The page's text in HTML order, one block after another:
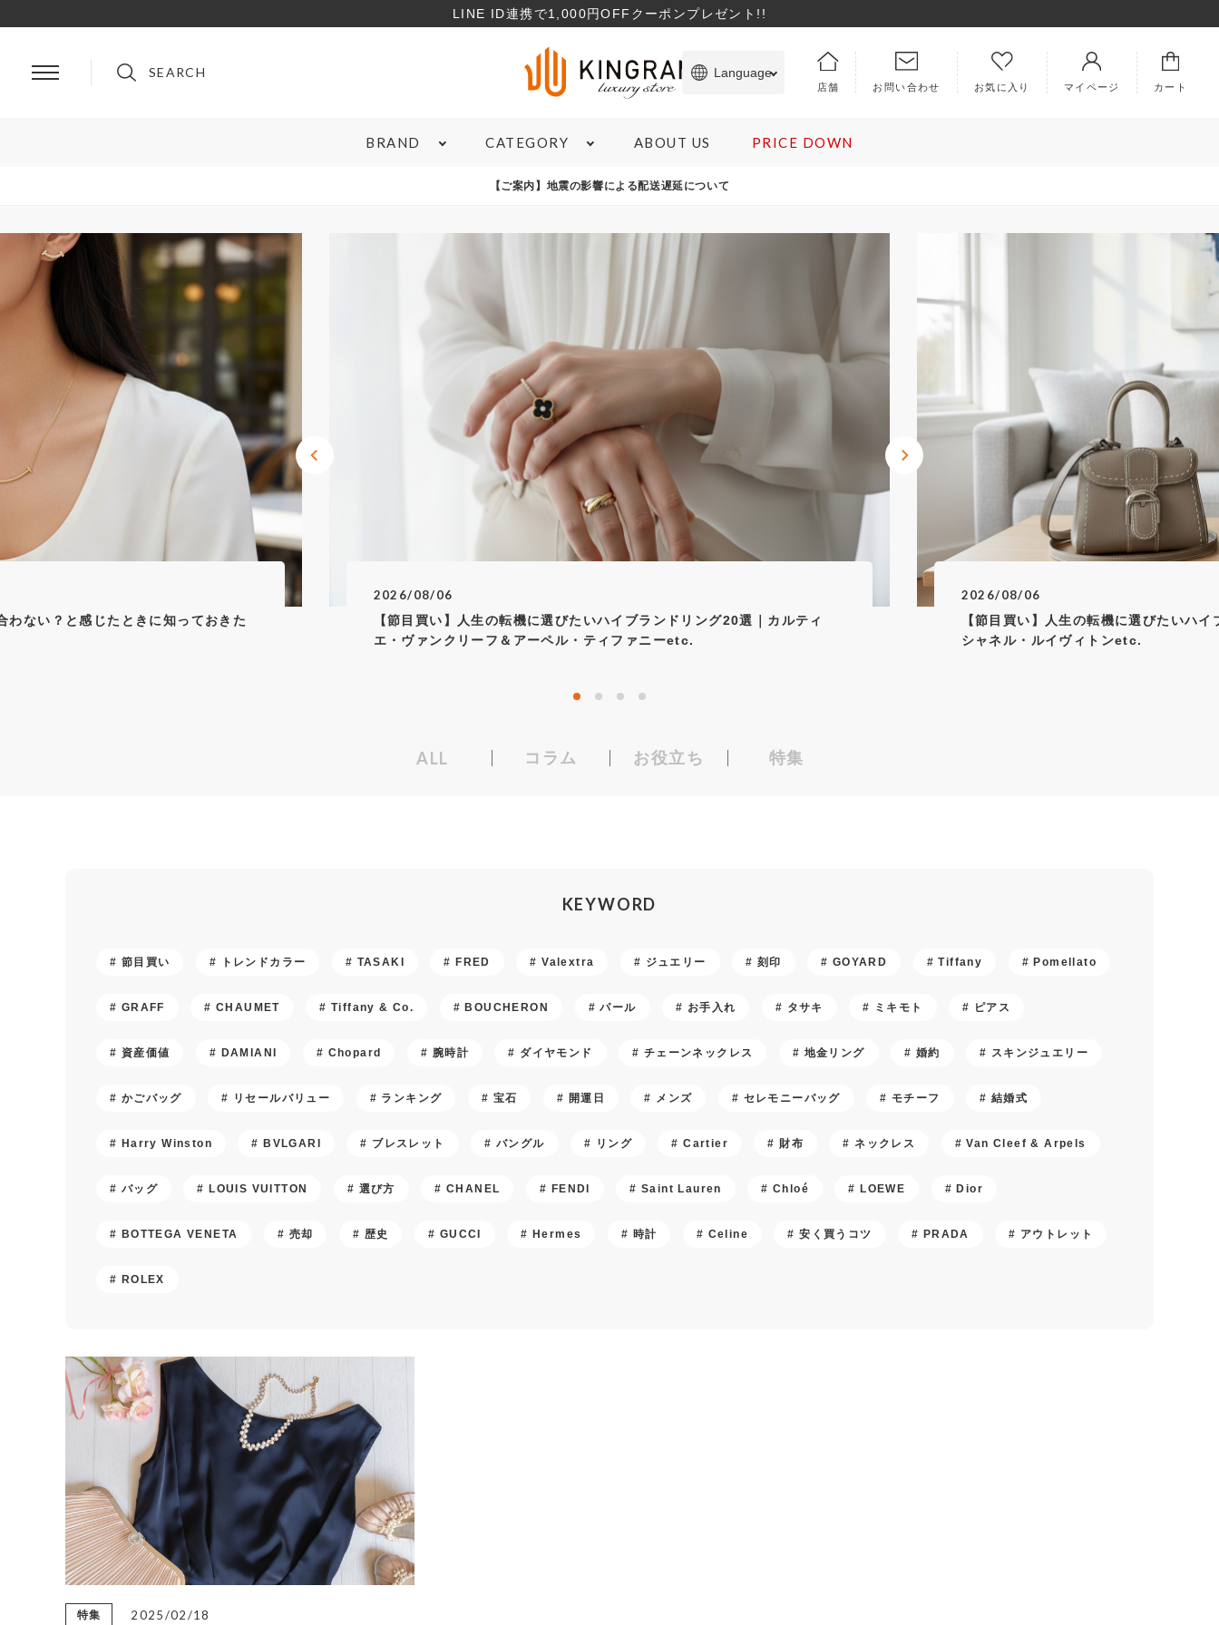
LINE ID連携で1,000円OFFクーポンプレゼント!!
SEARCH Language
店舗 お問い合わせ お気に入り マイページ カート
BRAND CATEGORY ABOUT US PRICE DOWN
リングサイズお直し対象 心斎橋店在庫あり コンディションランクS ヴァンクリーフ＆アーペル
ブランドを選ぶ
カテゴリを選ぶ
価格帯
在庫有無
商品ランク
リセット
シャネル グッチ
フェンディ
ロレックス
オメガ
ティファニー＆コー
カルティエ ロエベ
ヴァンクリーフ＆アーペル セイコー
ブシュロン ショパール
ノーブランド
PRICE DOWN
ジュエリー＆アクセサリー
SHOPPING GUIDE
サイズガイド
商品のランクについて
ローンについて
宅配買取について
お支払いについて
配送について
店舗お取り寄せについて
お気に入り機能について
マイページ
利用規約
プライバシーポリシー
犯罪収益移転防止法について
古物営業法に基づく表記
お問い合わせ
SHOPLIST
キングラムラグジュアリーストア 心斎橋本館
キングラムラグジュアリーストア心斎橋別館
【ご案内】地震の影響による配送遅延について
ない？と感じたときに知っておきた
2026/08/06
【節目買い】人生の転機に選びたいハイブランドリング20選｜カルティ
エ・ヴァンクリーフ＆アーペル・ティファニーetc.
2026/08/06
【節目買い】人生の転機に選びたいハ
シャネル・ルイヴィトンetc.
ALL コラム お役立ち 特集
KEYWORD
節目買い トレンドカラー TASAKI FRED Valextra ジュエリー 刻印 GOYARD Tiffany Pomellato
GRAFF CHAUMET Tiffany & Co. BOUCHERON パール お手入れ タサキ ミキモト ピアス
資産価値 DAMIANI Chopard 腕時計 ダイヤモンド チェーンネックレス 地金リング 婚約 スキンジュエリー
かごバッグ リセールバリュー ランキング 宝石 開運日 メンズ セレモニーバッグ モチーフ 結婚式
Harry Winston BVLGARI ブレスレット バングル リング Cartier 財布 ネックレス Van Cleef & Arpels
バッグ LOUIS VUITTON 選び方 CHANEL FENDI Saint Lauren Chloé LOEWE Dior
BOTTEGA VENETA 売却 歴史 GUCCI Hermes 時計 Celine 安く買うコツ PRADA アウトレット
ROLEX
特集 2025/02/18